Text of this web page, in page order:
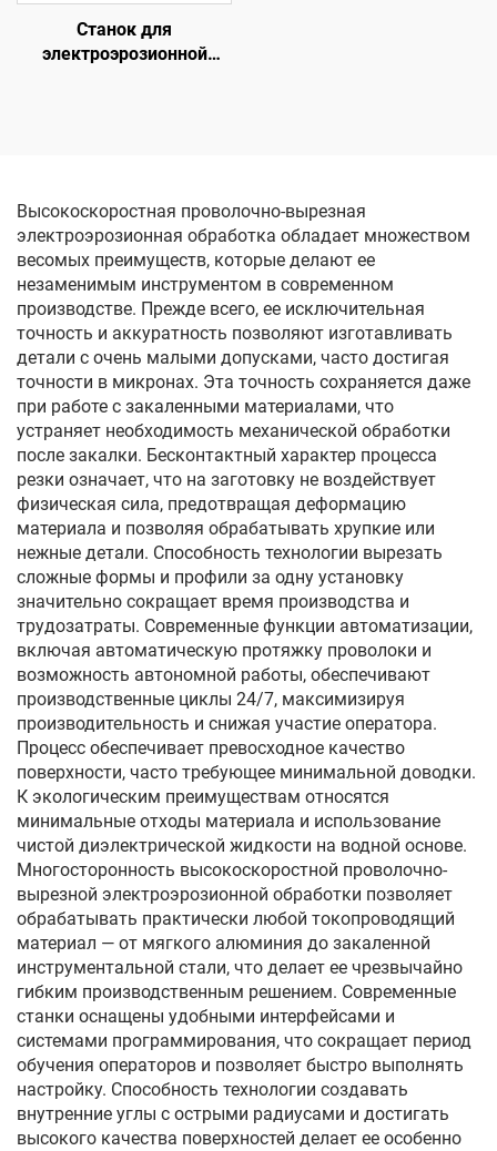
Станок для
электроэрозионной
Высокоскоростная проволочно-вырезная
электроэрозионная обработка обладает множеством
весомых преимуществ, которые делают ее
незаменимым инструментом в современном
производстве. Прежде всего, ее исключительная
точность и аккуратность позволяют изготавливать
детали с очень малыми допусками, часто достигая
точности в микронах. Эта точность сохраняется даже
при работе с закаленными материалами, что
устраняет необходимость механической обработки
после закалки. Бесконтактный характер процесса
резки означает, что на заготовку не воздействует
физическая сила, предотвращая деформацию
материала и позволяя обрабатывать хрупкие или
нежные детали. Способность технологии вырезать
сложные формы и профили за одну установку
значительно сокращает время производства и
трудозатраты. Современные функции автоматизации,
включая автоматическую протяжку проволоки и
возможность автономной работы, обеспечивают
производственные циклы 24/7, максимизируя
производительность и снижая участие оператора.
Процесс обеспечивает превосходное качество
поверхности, часто требующее минимальной доводки.
К экологическим преимуществам относятся
минимальные отходы материала и использование
чистой диэлектрической жидкости на водной основе.
Многосторонность высокоскоростной проволочно-
вырезной электроэрозионной обработки позволяет
обрабатывать практически любой токопроводящий
материал — от мягкого алюминия до закаленной
инструментальной стали, что делает ее чрезвычайно
гибким производственным решением. Современные
станки оснащены удобными интерфейсами и
системами программирования, что сокращает период
обучения операторов и позволяет быстро выполнять
настройку. Способность технологии создавать
внутренние углы с острыми радиусами и достигать
высокого качества поверхностей делает ее особенно